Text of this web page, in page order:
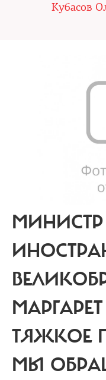
Кубасов
МИНИСТР
ТЯЖКОЕ
МЫ